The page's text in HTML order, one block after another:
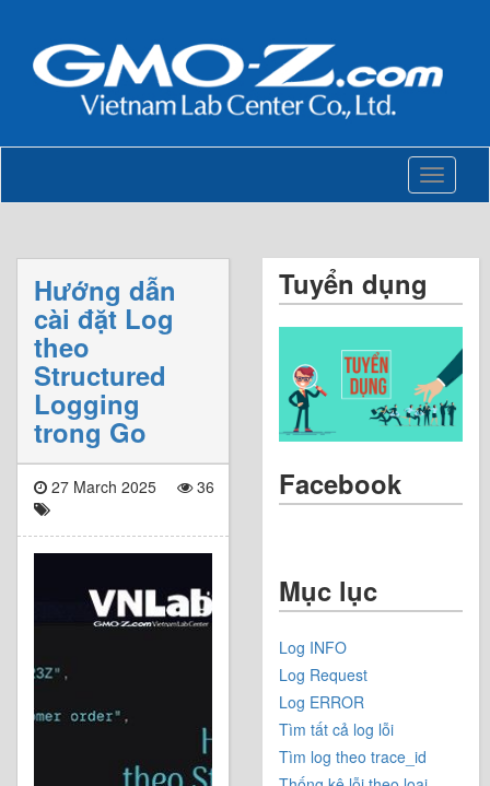
Toggle
Hướng dẫn
cài đặt Log
theo
Structured
Logging
trong Go
27 March 2025 36
Tuyển dụng
Facebook
Mục lục
Log INFO
Log Request
Log ERROR
Tìm tất cả log lỗi
Tìm log theo trace_id